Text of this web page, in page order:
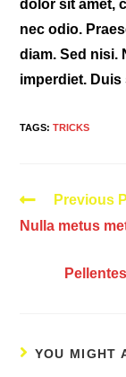
dolor sit amet,
nec odio.
diam. Sed nisi.
imperdiet.
TAGS:TRICKS
Read
articles
Previous
Nulla metus
YOU MIGHT